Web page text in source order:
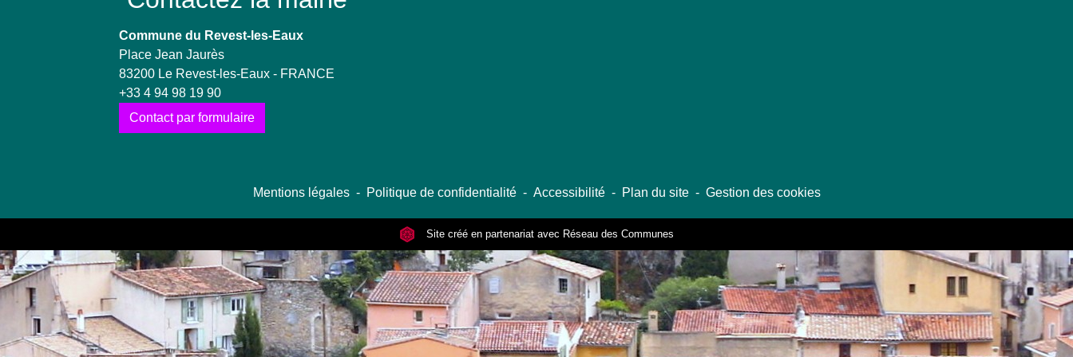
Commune du Revest-les-Eaux
Place Jean Jaurès
83200 Le Revest-les-Eaux - FRANCE
+33 4 94 98 19 90
Contact par formulaire
Mentions légales - Politique de confidentialité - Accessibilité - Plan du site - Gestion des cookies
Site créé en partenariat avec Réseau des Communes